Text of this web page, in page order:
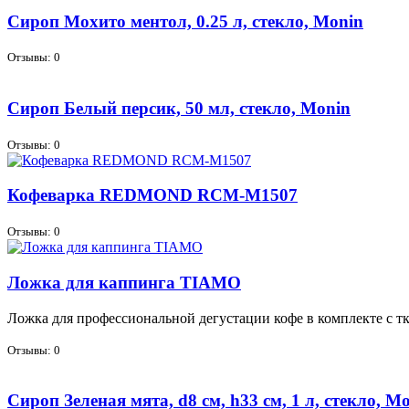
Сироп Мохито ментол, 0.25 л, стекло, Monin
Отзывы: 0
Сироп Белый персик, 50 мл, стекло, Monin
Отзывы: 0
Кофеварка REDMOND RCM-M1507
Отзывы: 0
Ложка для каппинга TIAMO
Лож­ка для про­фес­сио­наль­ной де­гу­ста­ции ко­фе в ком­плек­те с
Отзывы: 0
Сироп Зеленая мята, d8 см, h33 см, 1 л, стекло,